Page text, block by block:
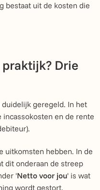
bestaat uit de kosten die
Drie
geregeld. In het
en de rente
uitkomsten hebben. In de
dit onderaan de streep
'Netto voor jou' is wat
wordt gestort.